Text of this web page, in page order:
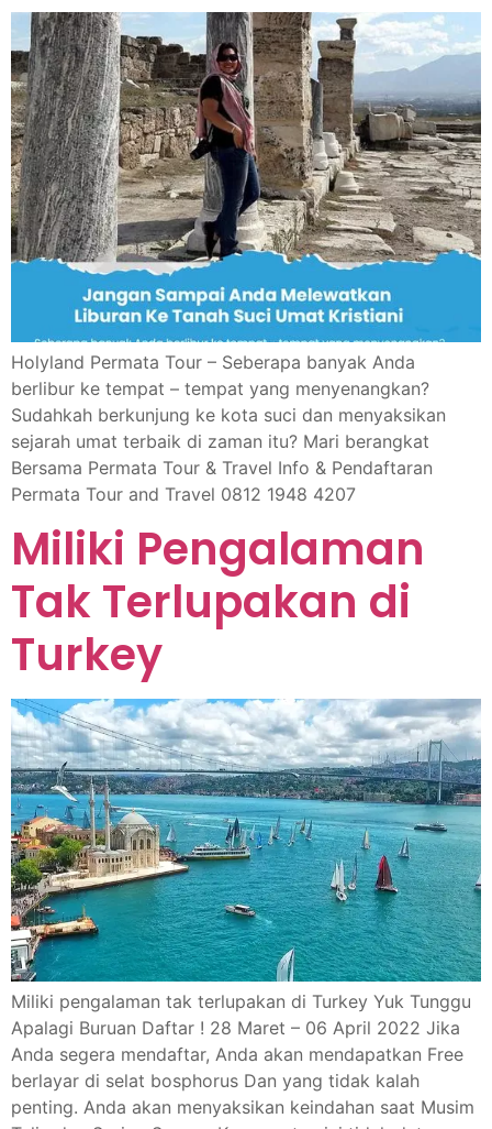
Holyland Permata Tour – Seberapa banyak Anda
berlibur ke tempat – tempat yang menyenangkan?
Sudahkah berkunjung ke kota suci dan menyaksikan
sejarah umat terbaik di zaman itu? Mari berangkat
Bersama Permata Tour & Travel Info & Pendaftaran
Permata Tour and Travel 0812 1948 4207
Miliki Pengalaman
Tak Terlupakan di
Turkey
Miliki pengalaman tak terlupakan di Turkey Yuk Tunggu
Apalagi Buruan Daftar ! 28 Maret – 06 April 2022 Jika
Anda segera mendaftar, Anda akan mendapatkan Free
berlayar di selat bosphorus Dan yang tidak kalah
penting. Anda akan menyaksikan keindahan saat Musim